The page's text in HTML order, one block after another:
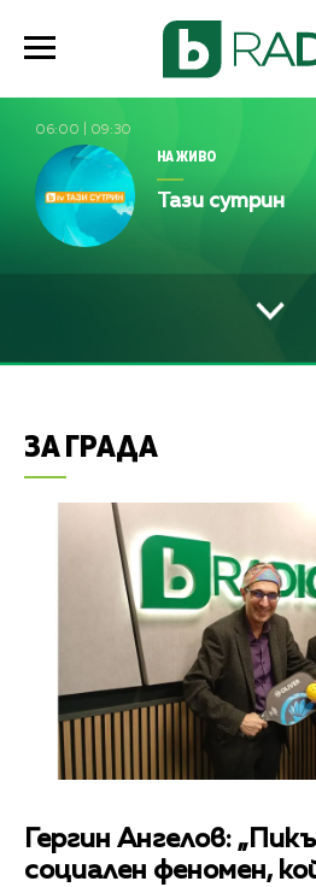
06:00 09:30
НА ЖИВО
Тази сутрин
ЗА ГРАДА
Гергин Ангелов:
социален феномен,